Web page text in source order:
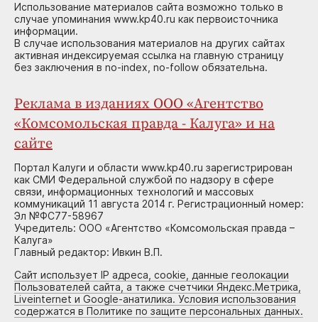
Использование материалов сайта возможно только в
случае упоминания www.kp40.ru как первоисточника
информации.
В случае использования материалов на других сайтах
активная индексируемая ссылка на главную страницу
без заключения в no-index, no-follow обязательна.
Реклама в изданиях ООО «Агентство
«Комсомольская правда - Калуга» и на
сайте
Портал Калуги и области www.kp40.ru зарегистрирован
как СМИ Федеральной службой по надзору в сфере
связи, информационных технологий и массовых
коммуникаций 11 августа 2014 г. Регистрационный номер:
Эл №ФС77-58967
Учредитель: ООО «Агентство «Комсомольская правда –
Калуга»
Главный редактор: Ивкин В.П.
Сайт использует IP адреса, cookie, данные геолокации
Пользователей сайта, а также счетчики Яндекс.Метрика,
Liveinternet и Google-анатилика. Условия использования
содержатся в Политике по защите персональных данных.